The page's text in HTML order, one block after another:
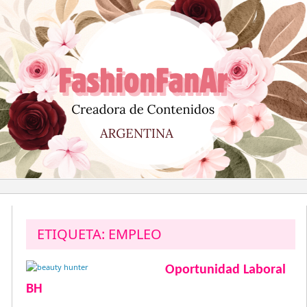
al
contenido
ETIQUETA: EMPLEO
Oportunidad Laboral
BH